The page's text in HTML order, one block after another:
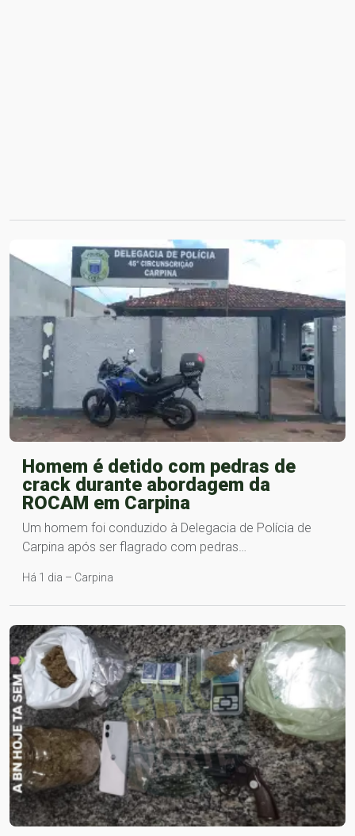
Homem é detido com pedras de
crack durante abordagem da
ROCAM em Carpina
Um homem foi conduzido à Delegacia de Polícia de
Carpina após ser flagrado com pedras…
Há 1 dia – Carpina